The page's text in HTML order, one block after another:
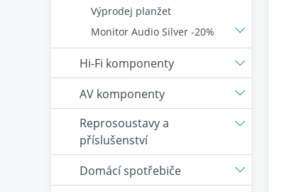
Výprodej planžet
Monitor Audio Silver -20%
Hi-Fi komponenty
AV komponenty
Reprosoustavy a
příslušenství
Domácí spotřebiče